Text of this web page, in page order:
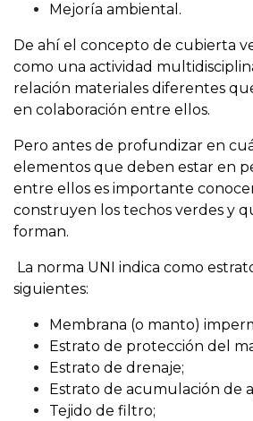
Mejoría ambiental.
De ahí el concepto de cubierta
como una actividad
relación materiales diferentes
en colaboración entre ellos.
Pero antes de profundizar en
elementos que deben estar en
entre ellos es importante
construyen los techos verdes y
forman.
La norma UNI indica como
siguientes:
Membrana (o manto)
Estrato de protección del
Estrato de drenaje;
Estrato de acumulación de
Tejido de filtro;